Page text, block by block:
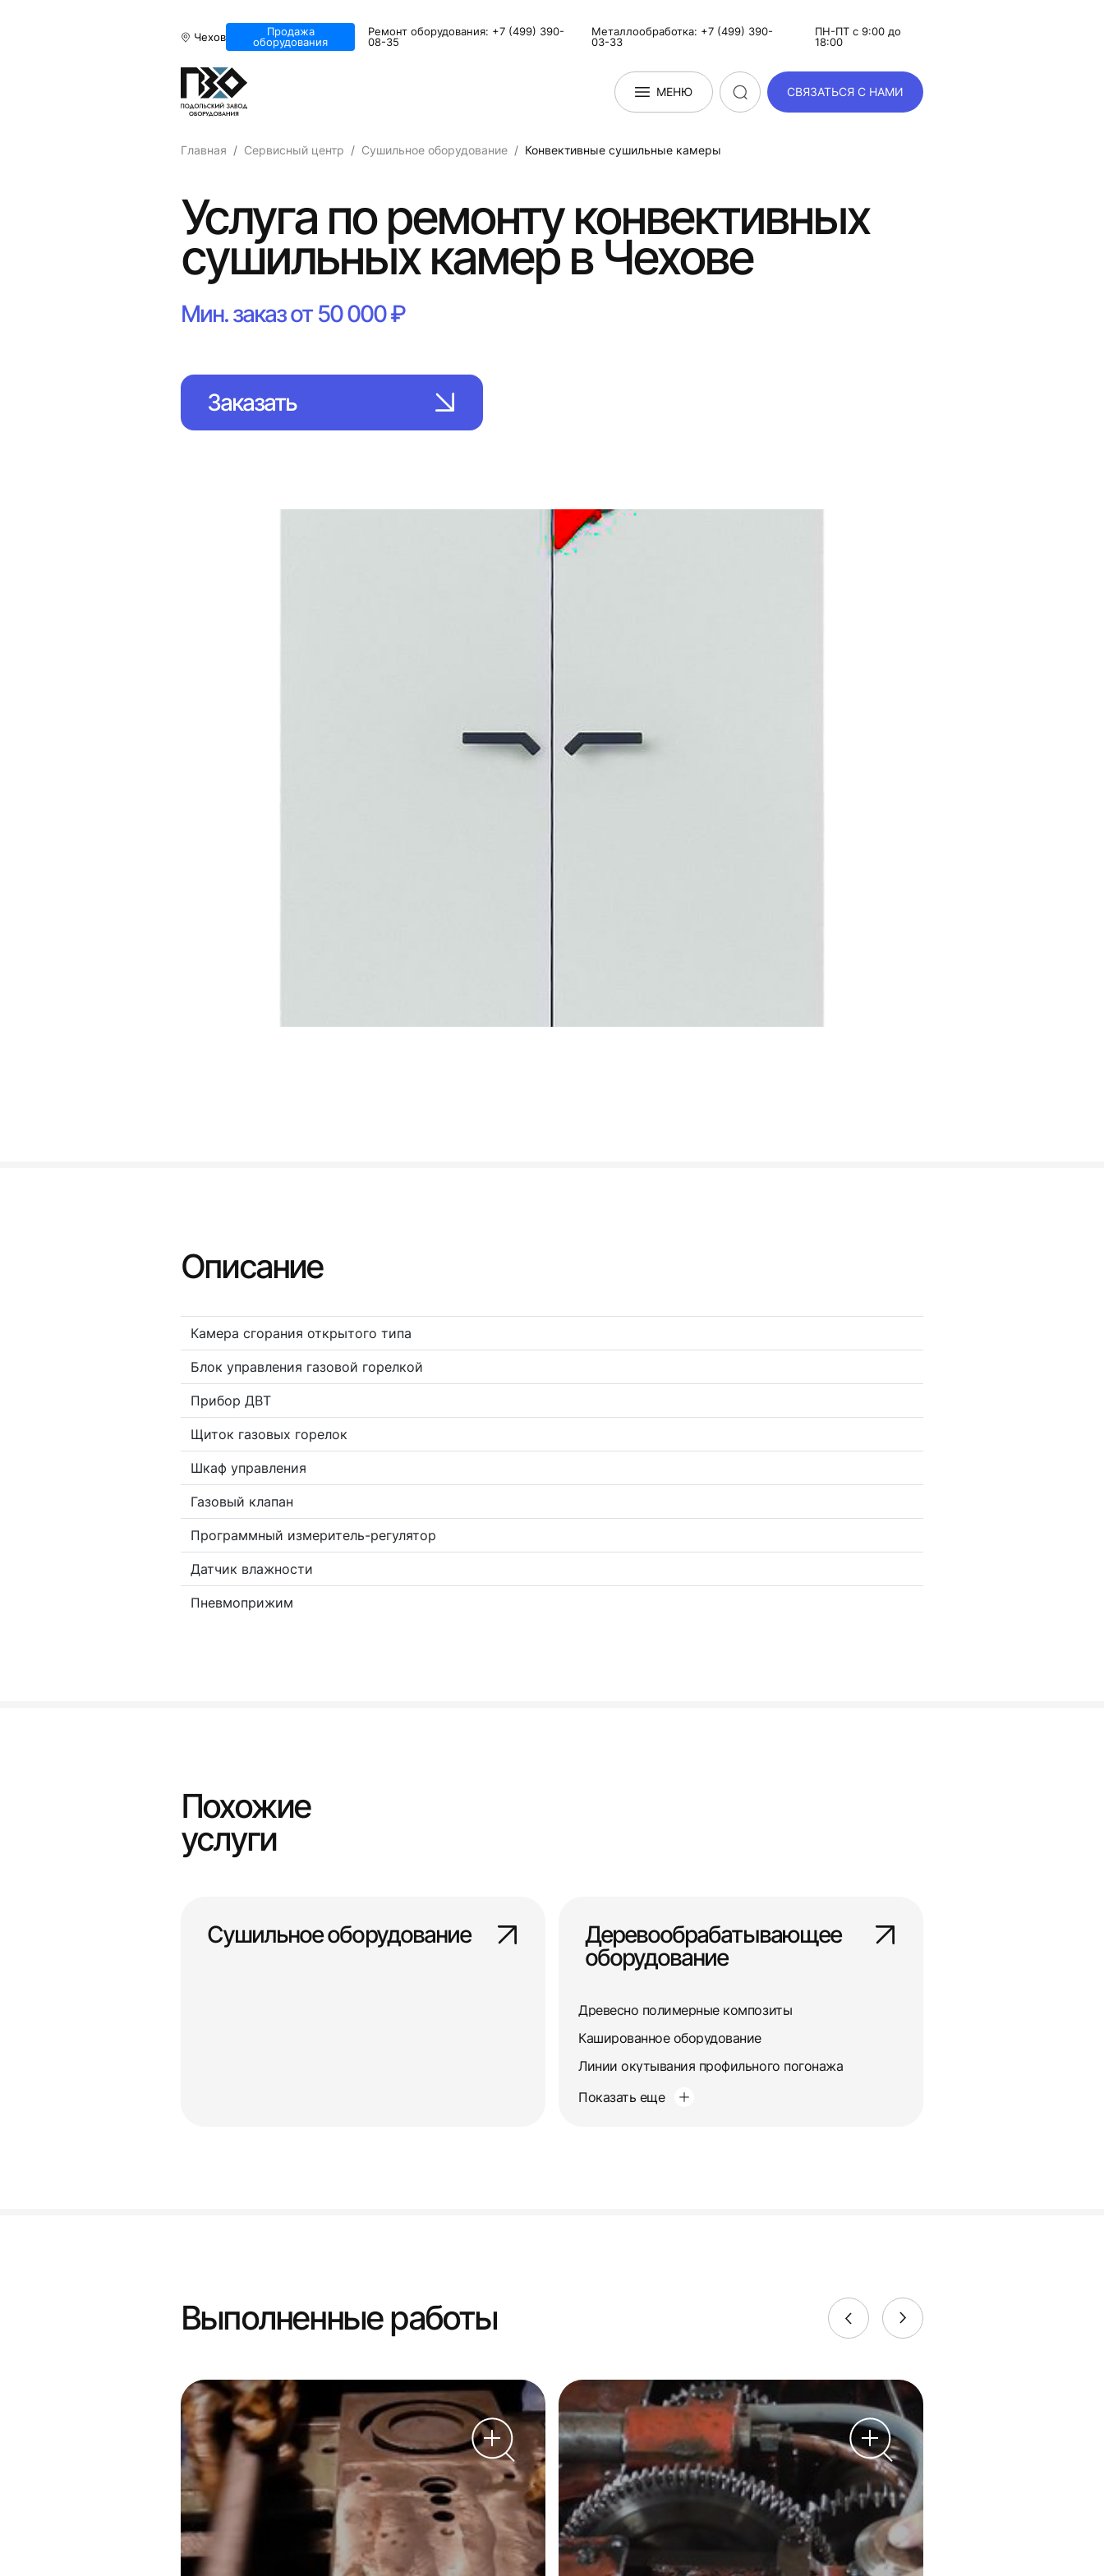
Чехов
Продажа
оборудования
Ремонт оборудования: +7 (499) 390-
08-35
Металлообработка: +7 (499) 390-
03-33
ПН-ПТ с 9:00 до
18:00
МЕНЮ СВЯЗАТЬСЯ С НАМИ
Главная Сервисный центр Сушильное оборудование Конвективные сушильные камеры
Услуга по ремонту конвективных
сушильных камер в Чехове
Мин. заказ от 50 000 ₽
Заказать
Описание
Камера сгорания открытого типа
Блок управления газовой горелкой
Прибор ДВТ
Щиток газовых горелок
Шкаф управления
Газовый клапан
Программный измеритель-регулятор
Датчик влажности
Пневмоприжим
Похожие
услуги
Сушильное оборудование
Деревообрабатывающее
оборудование
Древесно полимерные композиты
Кашированное оборудование
Линии окутывания профильного погонажа
Показать еще
Выполненные работы